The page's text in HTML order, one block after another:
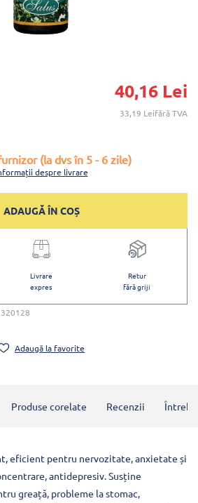
40,16 Lei
33,19 Leifără TVA
(la dvs în 5 - 6 zile)
despre livrare
ADAUGĂ ÎN COȘ
Livrare
expres
Retur
fără griji
Adaugă la favorite
Produse corelate Recenzii
eficient pentru nervozitate, anxietate și
antidepresiv. Susține
greață, probleme la stomac,